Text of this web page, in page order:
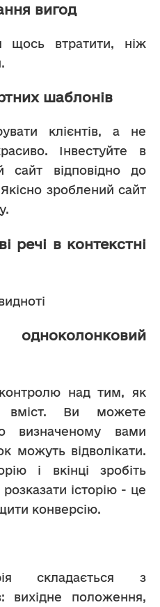
вигод
щось втратити, ніж
шаблонів
клієнтів, а не
Інвестуйте в
сайт відповідно до
зроблений сайт
речі в контекстні
одноколонковий
над тим, як
вміст. Ви можете
визначеному вами
можуть відволікати.
і вкінці зробіть
історію - це
конверсію.
складається з
вихідне положення,